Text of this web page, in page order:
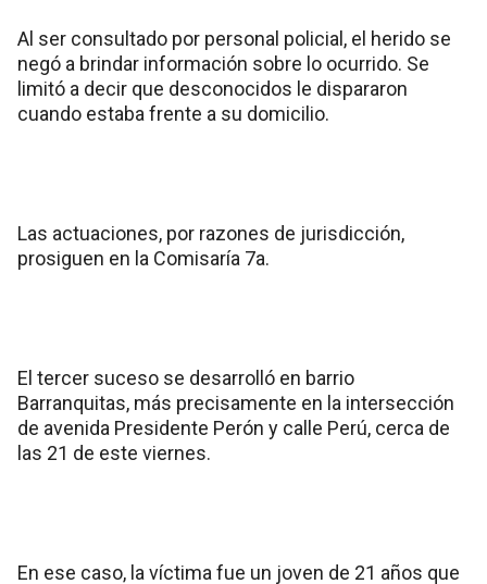
Al ser consultado por personal policial, el herido se
negó a brindar información sobre lo ocurrido. Se
limitó a decir que desconocidos le dispararon
cuando estaba frente a su domicilio.
Las actuaciones, por razones de jurisdicción,
prosiguen en la Comisaría 7a.
El tercer suceso se desarrolló en barrio
Barranquitas, más precisamente en la intersección
de avenida Presidente Perón y calle Perú, cerca de
las 21 de este viernes.
En ese caso, la víctima fue un joven de 21 años que